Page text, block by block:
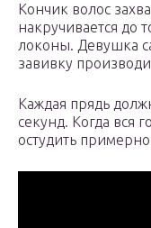
Кончик волос
накручивается до
локоны. Девушка
завивку
Каждая прядь
секунд. Когда вся
остудить